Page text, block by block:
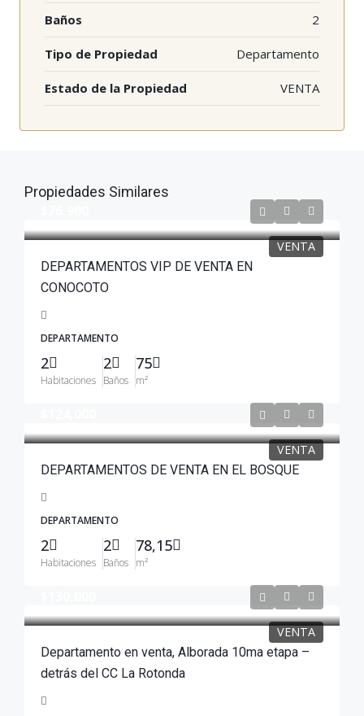
Baños 2
Tipo de Propiedad Departamento
Estado de la Propiedad VENTA
Propiedades Similares
VENTA
DEPARTAMENTOS VIP DE VENTA EN
CONOCOTO
DEPARTAMENTO
2
Habitaciones
2
Baños
75
m²
VENTA
DEPARTAMENTOS DE VENTA EN EL BOSQUE
DEPARTAMENTO
2
Habitaciones
2
Baños
78,15
m²
VENTA
Departamento en venta, Alborada 10ma etapa –
detrás del CC La Rotonda